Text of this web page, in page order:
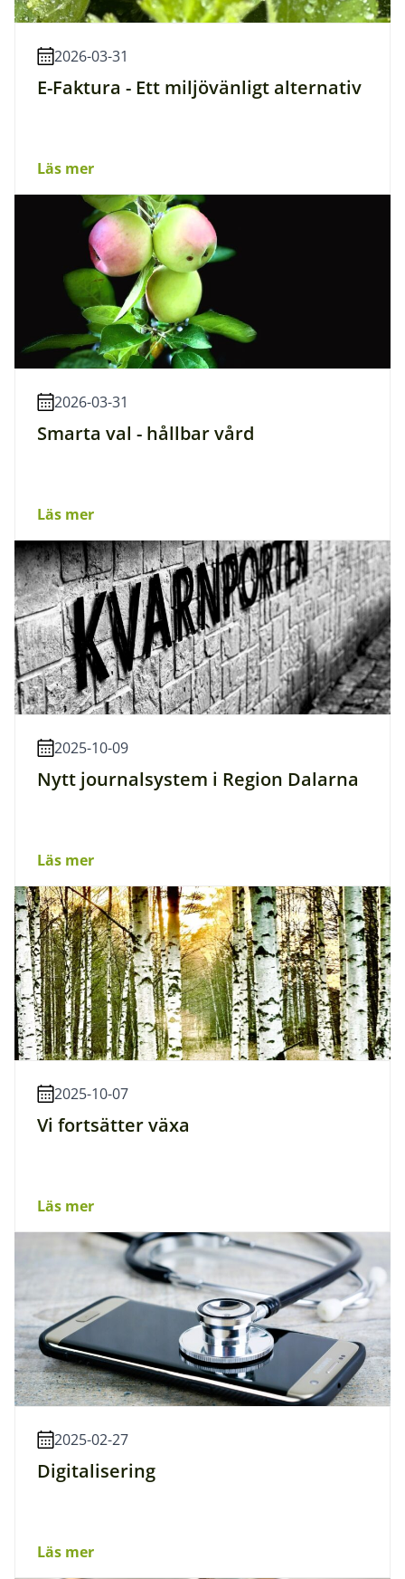
2026-03-31
E-Faktura - Ett miljövänligt alternativ
Läs mer
2026-03-31
Smarta val - hållbar vård
Läs mer
2025-10-09
Nytt journalsystem i Region Dalarna
Läs mer
2025-10-07
Vi fortsätter växa
Läs mer
2025-02-27
Digitalisering
Läs mer